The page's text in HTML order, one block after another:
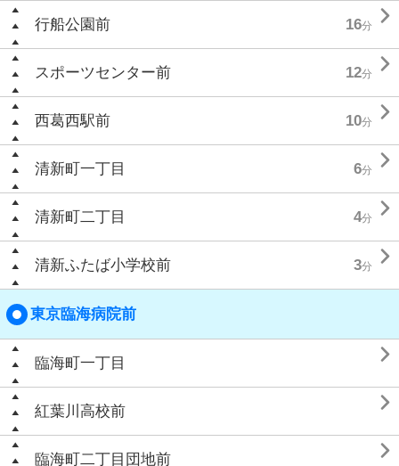
行船公園前 16分 
スポーツセンター前 12分 
西葛西駅前 10分 
清新町一丁目 6分 
清新町二丁目 4分 
清新ふたば小学校前 3分 
東京臨海病院前
臨海町一丁目 
紅葉川高校前 
臨海町二丁目団地前 